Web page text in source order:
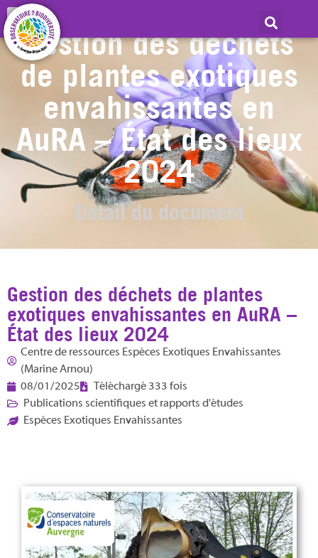
Gestion des déchets
de plantes exotiques
envahissantes en
AuRA – État des lieux
2024
Détail du document
Gestion des déchets de plantes
exotiques envahissantes en AuRA –
État des lieux 2024
Centre de ressources Espèces Exotiques Envahissantes
(Marine Arnou)
08/01/2025
Téléchargé 333 fois
Publications scientifiques et rapports d'études
Espèces Exotiques Envahissantes